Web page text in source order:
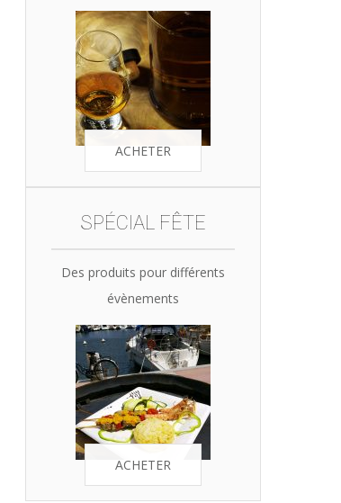
ACHETER
SPÉCIAL FÊTE
Des produits pour différents
évènements
ACHETER